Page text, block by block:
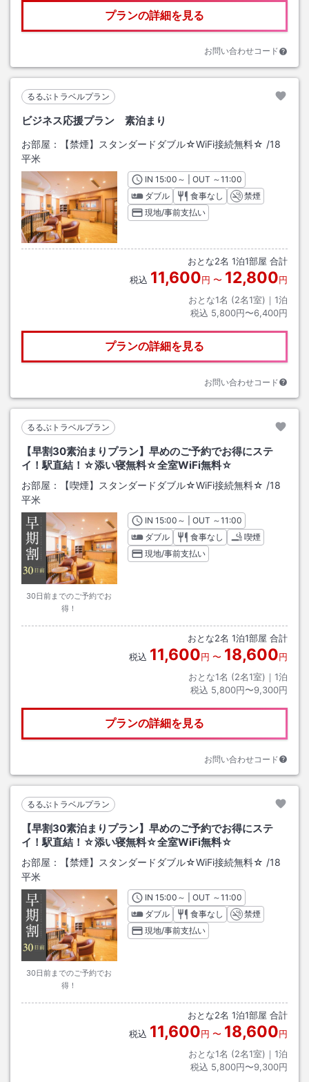
プランの詳細を見る
お問い合わせコード
るるぶトラベルプラン
ビジネス応援プラン 素泊まり
お部屋： 【禁煙】スタンダードダブル☆WiFi接続無料☆ /18
平米
INチェックイン
15:00 ～ | OUT チェックアウト
～11:00
ダブル
食事なし
禁煙
現地/事前支払い
おとな2名 1泊1部屋 合計
税込 11,600円 〜 12,800円
おとな1名 (2名1室)｜ 1泊
税込 5,800円〜6,400円
プランの詳細を見る
お問い合わせコード
るるぶトラベルプラン
【早割30素泊まりプラン】早めのご予約でお得にステ
イ！駅直結！☆添い寝無料☆全室WiFi無料☆
お部屋： 【喫煙】スタンダードダブル☆WiFi接続無料☆ /18
平米
30日前までのご予約でお
得！
INチェックイン
15:00 ～ | OUT チェックアウト
～11:00
ダブル
食事なし
喫煙
現地/事前支払い
おとな2名 1泊1部屋 合計
税込 11,600円 〜 18,600円
おとな1名 (2名1室)｜ 1泊
税込 5,800円〜9,300円
プランの詳細を見る
お問い合わせコード
るるぶトラベルプラン
【早割30素泊まりプラン】早めのご予約でお得にステ
イ！駅直結！☆添い寝無料☆全室WiFi無料☆
お部屋： 【禁煙】スタンダードダブル☆WiFi接続無料☆ /18
平米
30日前までのご予約でお
得！
INチェックイン
15:00 ～ | OUT チェックアウト
～11:00
ダブル
食事なし
禁煙
現地/事前支払い
おとな2名 1泊1部屋 合計
税込 11,600円 〜 18,600円
おとな1名 (2名1室)｜ 1泊
税込 5,800円〜9,300円